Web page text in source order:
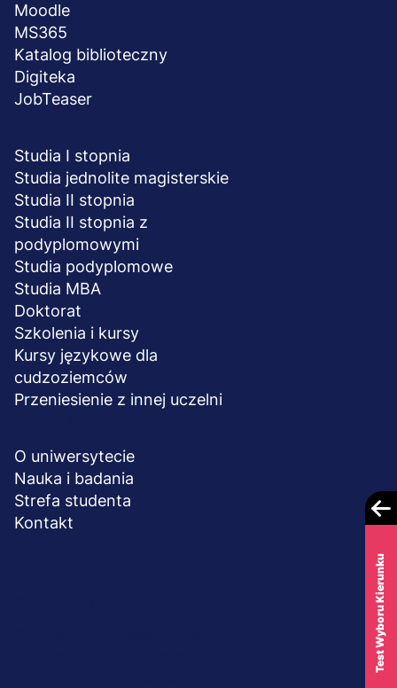
Moodle
MS365
Katalog biblioteczny
Digiteka
JobTeaser
Studia I stopnia
Studia jednolite magisterskie
Studia II stopnia
Studia II stopnia z
podyplomowymi
Studia podyplomowe
Studia MBA
Doktorat
Szkolenia i kursy
Kursy językowe dla
cudzoziemców
Przeniesienie z innej uczelni
O uniwersytecie
Nauka i badania
Strefa studenta
Kontakt
Test Wyboru Kierunku